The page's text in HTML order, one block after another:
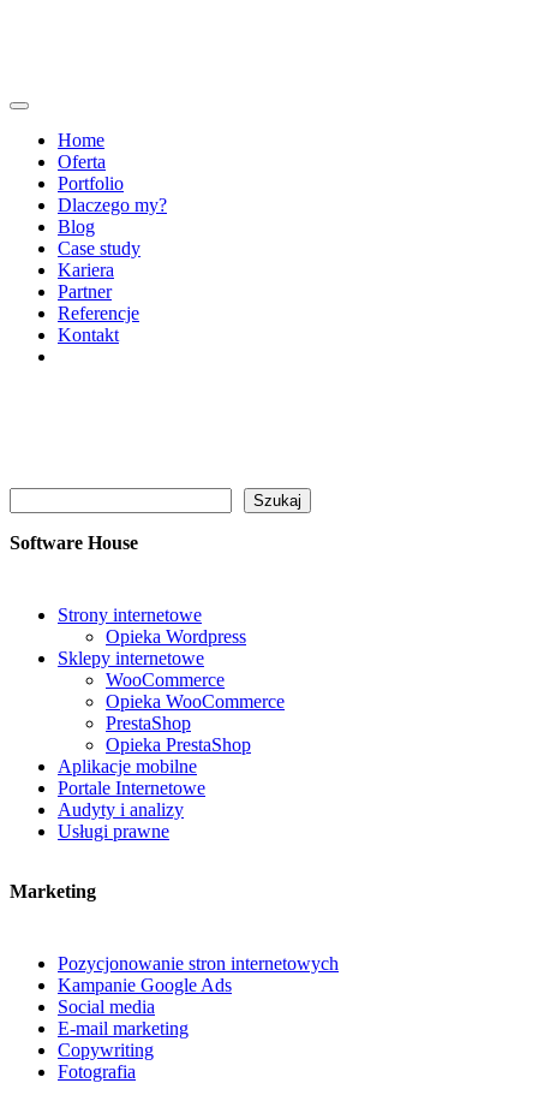
Home
Oferta
Portfolio
Dlaczego my?
Blog
Case study
Kariera
Partner
Referencje
Kontakt
Szukaj
Software House
Strony internetowe
Opieka Wordpress
Sklepy internetowe
WooCommerce
Opieka WooCommerce
PrestaShop
Opieka PrestaShop
Aplikacje mobilne
Portale Internetowe
Audyty i analizy
Usługi prawne
Marketing
Pozycjonowanie stron internetowych
Kampanie Google Ads
Social media
E-mail marketing
Copywriting
Fotografia